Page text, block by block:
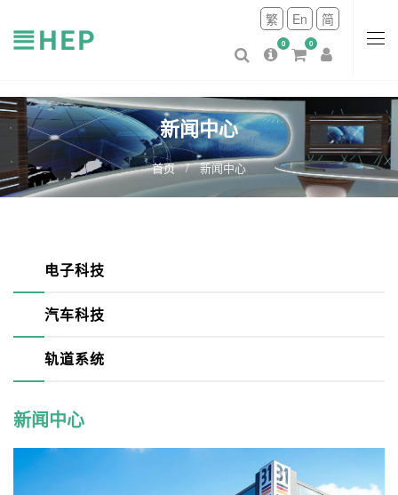
繁 En 简
0 0
新闻中心
首页 新闻中心
电子科技
汽车科技
轨道系统
新闻中心